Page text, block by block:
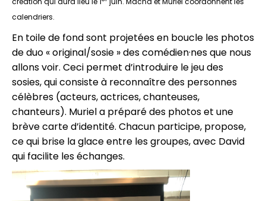
calendriers.
En toile de fond sont projetées en boucle les photos
de duo « original/sosie » des comédien·nes que nous
allons voir. Ceci permet d’introduire le jeu des
sosies, qui consiste à reconnaître des personnes
célèbres (acteurs, actrices, chanteuses,
chanteurs). Muriel a préparé des photos et une
brève carte d’identité. Chacun participe, propose,
ce qui brise la glace entre les groupes, avec David
qui facilite les échanges.